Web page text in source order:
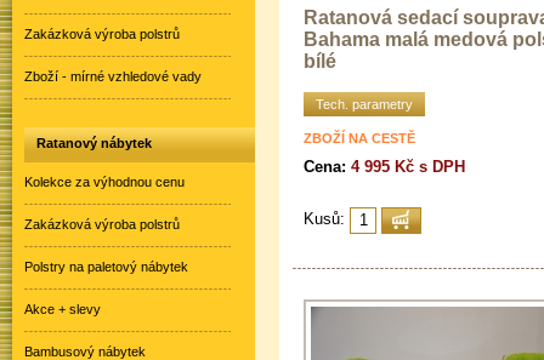
Ratanová sedací
Bahama malá medová
bílé
Tech. parametry
ZBOŽÍ NA CESTĚ
Cena: 4 995 Kč s DPH
Kusů:
Zakázková výroba polstrů
Zboží - mírné vzhledové vady
Ratanový nábytek
Kolekce za výhodnou cenu
Zakázková výroba polstrů
Polstry na paletový nábytek
Akce + slevy
Bambusový nábytek